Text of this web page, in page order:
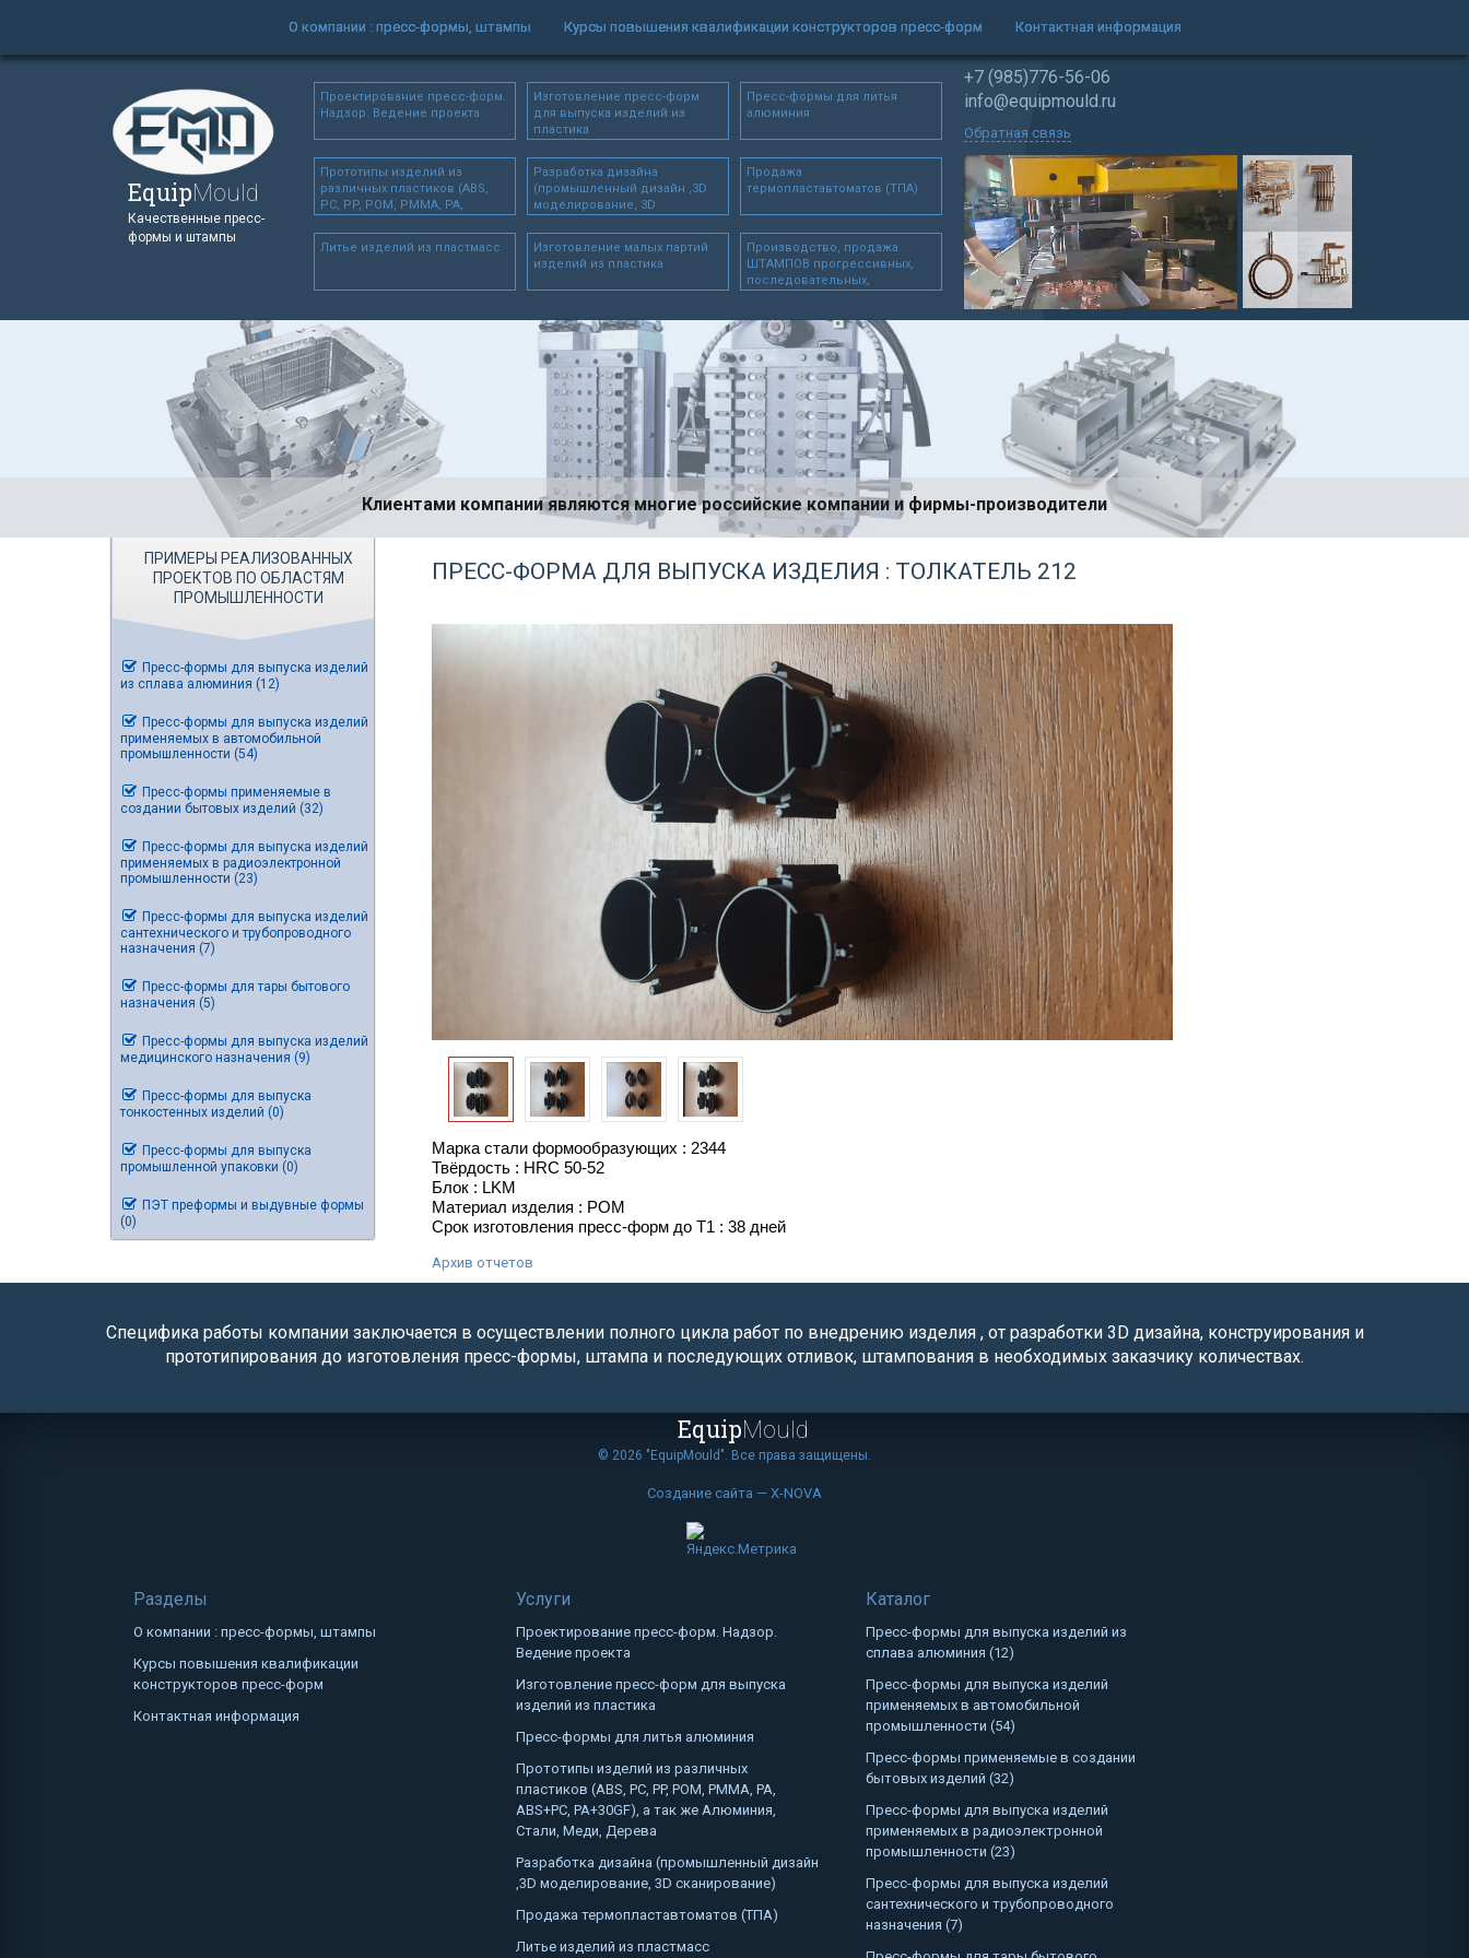
О компании : пресс-формы, штампы Курсы повышения квалификации конструкторов пресс-форм Контактная информация
EquipMould
Качественные пресс-
формы и штампы
Проектирование пресс-форм.
Надзор. Ведение проекта
Изготовление пресс-форм
для выпуска изделий из
пластика
Пресс-формы для литья
алюминия
Прототипы изделий из
различных пластиков (ABS,
PC, PP, POM, PMMA, PA,
Алюминия, Стали, Меди,
Дерева
Разработка дизайна
(промышленный дизайн ,3D
моделирование, 3D
Продажа
термопластавтоматов (ТПА)
Литье изделий из пластмасс
Изготовление малых партий
изделий из пластика
Производство, продажа
ШТАМПОВ прогрессивных,
последовательных,
+7 (985)776-56-06
info@equipmould.ru
Обратная связь
Клиентами компании являются многие российские компании и фирмы-производители
ПРИМЕРЫ РЕАЛИЗОВАННЫХ
ПРОЕКТОВ ПО ОБЛАСТЯМ
ПРОМЫШЛЕННОСТИ
Пресс-формы для выпуска изделий
из сплава алюминия (12)
Пресс-формы для выпуска изделий
применяемых в автомобильной
промышленности (54)
Пресс-формы применяемые в
создании бытовых изделий (32)
Пресс-формы для выпуска изделий
применяемых в радиоэлектронной
промышленности (23)
Пресс-формы для выпуска изделий
сантехнического и трубопроводного
назначения (7)
Пресс-формы для тары бытового
назначения (5)
Пресс-формы для выпуска изделий
медицинского назначения (9)
Пресс-формы для выпуска
тонкостенных изделий (0)
Пресс-формы для выпуска
промышленной упаковки (0)
ПЭТ преформы и выдувные формы
(0)
ПРЕСС-ФОРМА ДЛЯ ВЫПУСКА ИЗДЕЛИЯ : ТОЛКАТЕЛЬ 212
Марка стали формообразующих : 2344
Твёрдость : HRC 50-52
Блок : LKM
Материал изделия : POM
Срок изготовления пресс-форм до Т1 : 38 дней
Архив отчетов
Специфика работы компании заключается в осуществлении полного цикла работ по внедрению изделия , от разработки 3D дизайна, конструирования и
прототипирования до изготовления пресс-формы, штампа и последующих отливок, штампования в необходимых заказчику количествах.
EquipMould
© 2026 "EquipMould". Все права защищены.
Создание сайта — X-NOVA
Разделы
О компании : пресс-формы, штампы
Курсы повышения квалификации
конструкторов пресс-форм
Контактная информация
Услуги
Проектирование пресс-форм. Надзор.
Ведение проекта
Изготовление пресс-форм для выпуска
изделий из пластика
Пресс-формы для литья алюминия
Прототипы изделий из различных
пластиков (ABS, PC, PP, POM, PMMA, PA,
ABS+PC, PA+30GF), а так же Алюминия,
Стали, Меди, Дерева
Разработка дизайна (промышленный дизайн
,3D моделирование, 3D сканирование)
Продажа термопластавтоматов (ТПА)
Литье изделий из пластмасс
Каталог
Пресс-формы для выпуска изделий из
сплава алюминия (12)
Пресс-формы для выпуска изделий
применяемых в автомобильной
промышленности (54)
Пресс-формы применяемые в создании
бытовых изделий (32)
Пресс-формы для выпуска изделий
применяемых в радиоэлектронной
промышленности (23)
Пресс-формы для выпуска изделий
сантехнического и трубопроводного
назначения (7)